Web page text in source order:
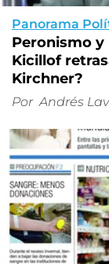
Panorama
Peronismo
Kicillof
Kirchner?
Por Andrés